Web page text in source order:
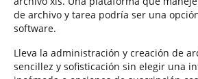
de archivo y tarea podría ser una
software.
Lleva la administración y creación de
sencillez y sofisticación sin elegir una